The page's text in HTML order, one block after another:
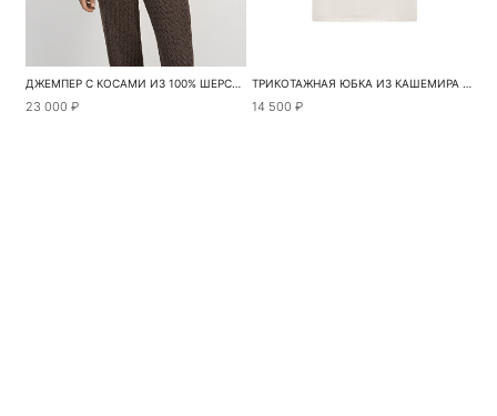
ДЖЕМПЕР С КОСАМИ ИЗ 100% ШЕРСТИ МЕРИНОСА ЭКСТРАФАЙН
23 000 ₽
ТРИКОТАЖНАЯ ЮБКА ИЗ КАШЕМИРА И ШЕРСТИ
14 500 ₽